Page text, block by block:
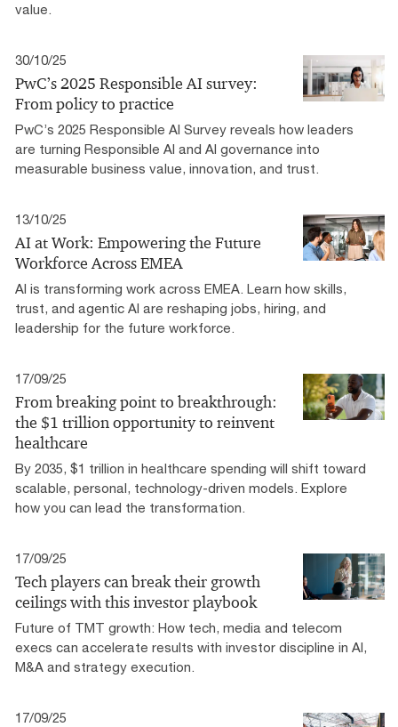
value.
30/10/25
PwC’s 2025 Responsible AI survey:
From policy to practice
PwC’s 2025 Responsible AI Survey reveals how leaders
are turning Responsible AI and AI governance into
measurable business value, innovation, and trust.
13/10/25
AI at Work: Empowering the Future
Workforce Across EMEA
AI is transforming work across EMEA. Learn how skills,
trust, and agentic AI are reshaping jobs, hiring, and
leadership for the future workforce.
17/09/25
From breaking point to breakthrough:
the $1 trillion opportunity to reinvent
healthcare
By 2035, $1 trillion in healthcare spending will shift toward
scalable, personal, technology-driven models. Explore
how you can lead the transformation.
17/09/25
Tech players can break their growth
ceilings with this investor playbook
Future of TMT growth: How tech, media and telecom
execs can accelerate results with investor discipline in AI,
M&A and strategy execution.
17/09/25